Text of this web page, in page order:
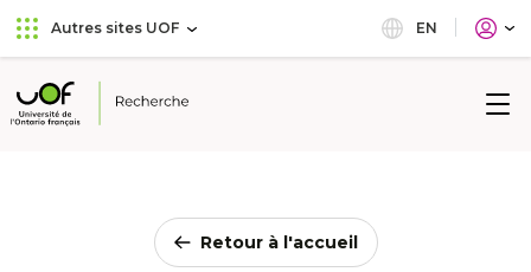
Aller
au
principal
Passer
au
Autres sites UOF EN
Université
Retour à l'accueil